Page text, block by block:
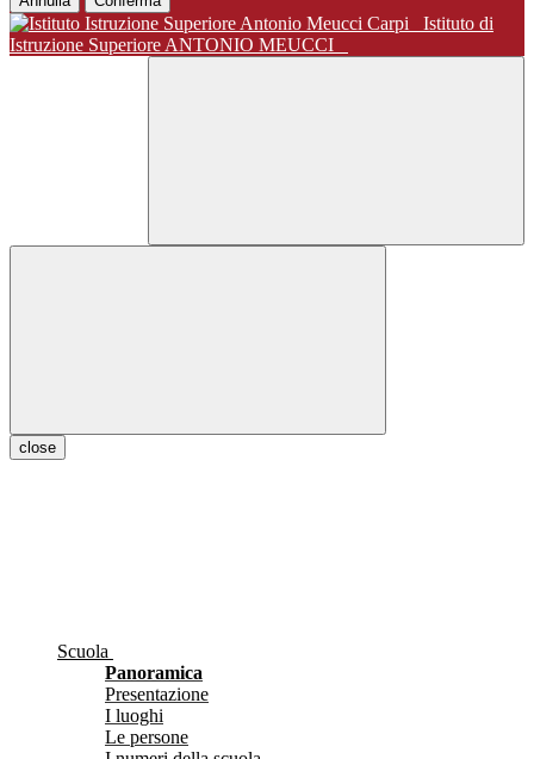
Istituto di
Istruzione Superiore ANTONIO MEUCCI
close
Scuola
Panoramica
Presentazione
I luoghi
Le persone